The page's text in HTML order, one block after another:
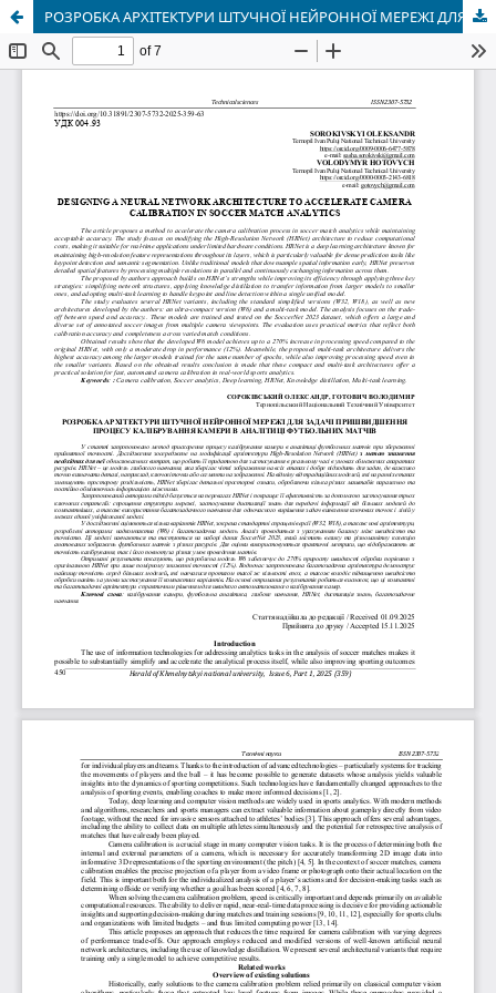
РОЗРОБКА АРХІТЕКТУРИ ШТУЧНОЇ НЕЙРОННОЇ МЕРЕЖІ ДЛЯ ЗАДАЧІ ПРИШВИДШЕННЯ ПРОЦЕСУ КАЛІБРУВАННЯ КАМЕРИ В АНАЛІТИЦІ ФУТБОЛЬНИХ МАТЧІВ